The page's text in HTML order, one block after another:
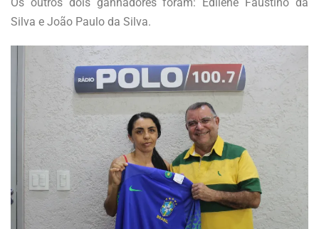
Silva e João Paulo da Silva.